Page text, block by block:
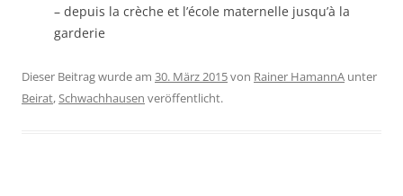
– depuis la crèche et l’école maternelle jusqu’à la
garderie
Dieser Beitrag wurde am 30. März 2015von Rainer HamannA unter
Beirat,Schwachhausen veröffentlicht.